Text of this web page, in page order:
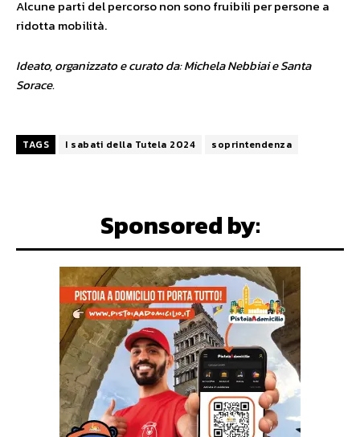
Alcune parti del percorso non sono fruibili per persone a
ridotta mobilità.
Ideato, organizzato e curato da: Michela Nebbiai e Santa
Sorace.
TAGS I sabati della Tutela 2024 soprintendenza
Sponsored by: